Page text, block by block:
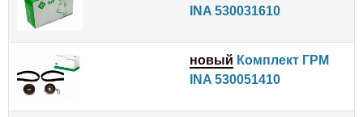
INA 530031610
новый Комплект ГРМ
INA 530051410